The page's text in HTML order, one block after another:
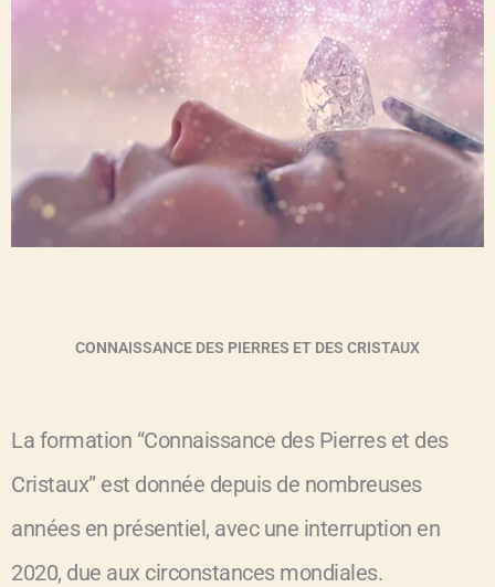
CONNAISSANCE DES PIERRES ET DES CRISTAUX
La formation “Connaissance des Pierres et des
Cristaux” est donnée depuis de nombreuses
années en présentiel, avec une interruption en
2020, due aux circonstances mondiales.